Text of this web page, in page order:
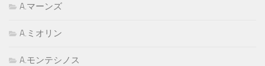
A.マーンズ
A.ミオリン
A.モンテシノス